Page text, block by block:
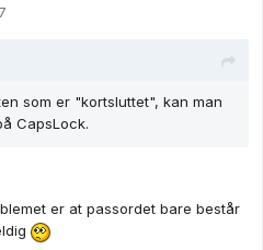
som er "kortsluttet", kan man
CapsLock.
er at passordet bare består